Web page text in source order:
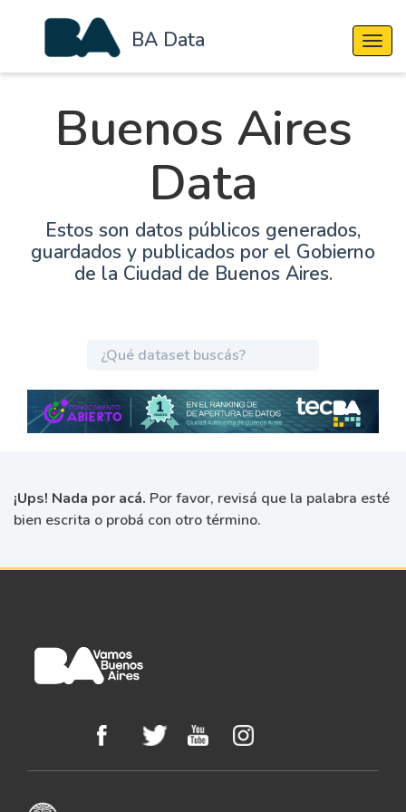
BA Data
Buenos Aires
Data
Estos son datos públicos generados,
guardados y publicados por el Gobierno
de la Ciudad de Buenos Aires.
¡Ups! Nada por acá. Por favor, revisá que la palabra esté
bien escrita o probá con otro término.